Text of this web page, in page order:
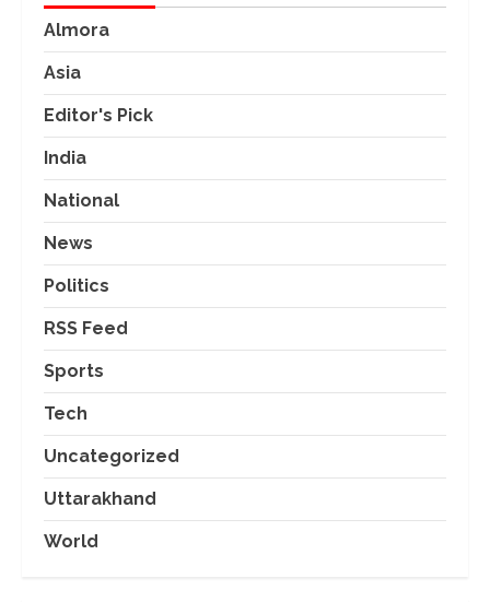
Almora
Asia
Editor's Pick
India
National
News
Politics
RSS Feed
Sports
Tech
Uncategorized
Uttarakhand
World